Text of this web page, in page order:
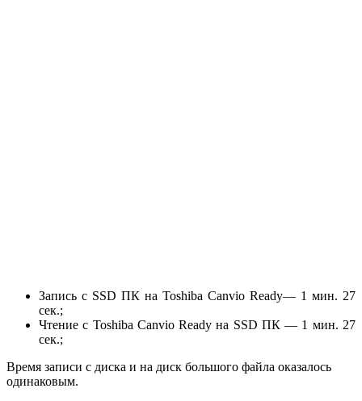
Запись с SSD ПК на Toshiba Canvio Ready— 1 мин. 27
сек.;
Чтение с Toshiba Canvio Ready на SSD ПК — 1 мин. 27
сек.;
Время записи с диска и на диск большого файла оказалось
одинаковым.